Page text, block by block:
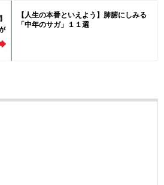
【人生の本番といえよう】肺腑にしみる
「中年のサガ」１１選